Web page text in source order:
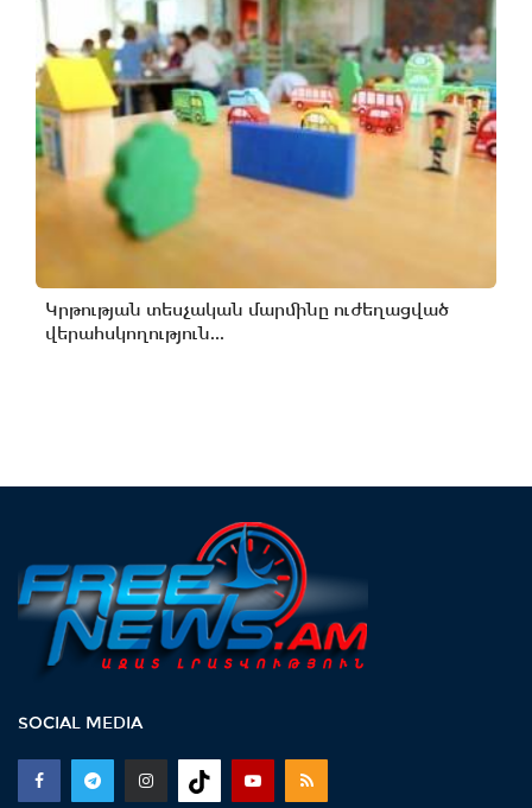
Կրթության տեսչական մարմինը ուժեղացված
վերահսկողություն...
SOCIAL MEDIA